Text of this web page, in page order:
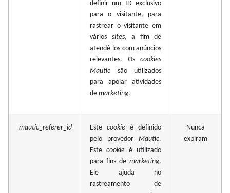
definir um ID exclusivo
para o visitante, para
rastrear o visitante em
vários sites, a fim de
atendê-los com anúncios
relevantes. Os cookies
Mautic são utilizados
para apoiar atividades
de marketing.
mautic_referer_id Este cookie é definido
pelo provedor Mautic.
Este cookie é utilizado
para fins de marketing.
Ele ajuda no
rastreamento de
Nunca
expiram